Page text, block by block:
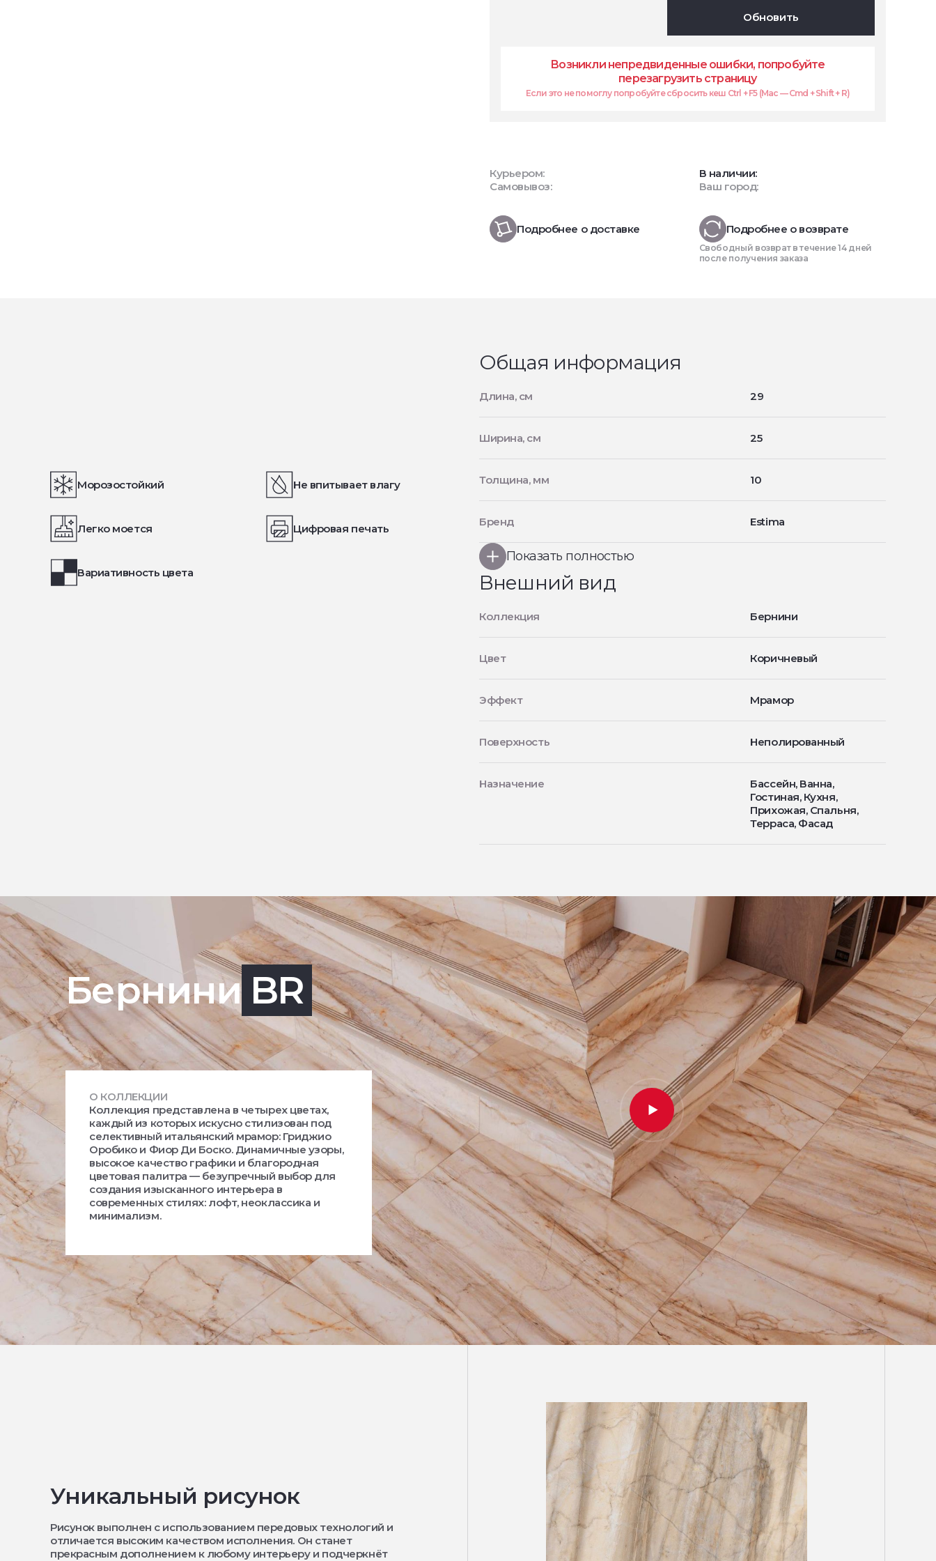
Обновить
Возникли непредвиденные ошибки, попробуйте
перезагрузить страницу
Если это не помоглу попробуйте сбросить кеш Ctrl + F5 (Mac — Cmd + Shift + R)
Курьером:
Самовывоз:
В наличии:
Ваш город:
Подробнее о доставке Подробнее о возврате
Свободный возврат в течение 14 дней
после получения заказа
Морозостойкий Не впитывает влагу
Легко моется Цифровая печать
Вариативность цвета
Общая информация
Длина, см 29
Ширина, см 25
Толщина, мм 10
Бренд Estima
Показать полностью
Внешний вид
Коллекция Бернини
Цвет Коричневый
Эффект Мрамор
Поверхность Неполированный
Назначение
Бассейн, Ванна,
Гостиная, Кухня,
Прихожая, Спальня,
Терраса, Фасад
Бернини BR
О КОЛЛЕКЦИИ
Коллекция представлена в четырех цветах,
каждый из которых искусно стилизован под
селективный итальянский мрамор: Гриджио
Оробико и Фиор Ди Боско. Динамичные узоры,
высокое качество графики и благородная
цветовая палитра — безупречный выбор для
создания изысканного интерьера в
современных стилях: лофт, неоклассика и
минимализм.
Уникальный рисунок
Рисунок выполнен с использованием передовых технологий и
отличается высоким качеством исполнения. Он станет
прекрасным дополнением к любому интерьеру и подчеркнёт